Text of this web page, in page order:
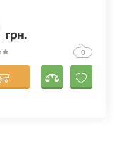
грн.
0